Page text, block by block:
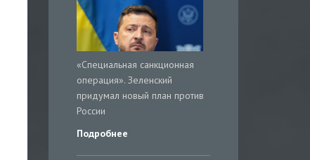
«Специальная санкционная
операция». Зеленский
придумал новый план против
России
Подробнее